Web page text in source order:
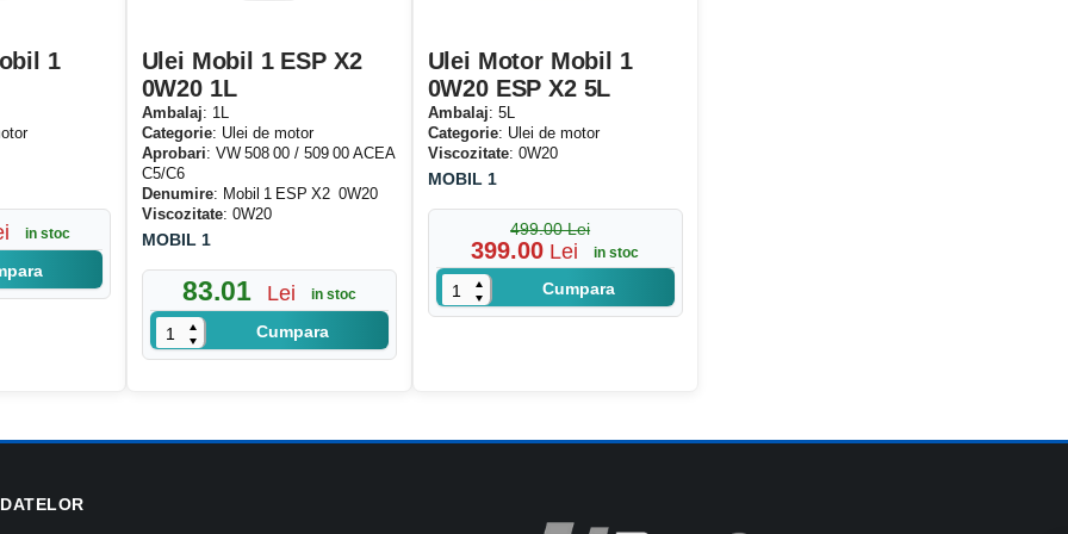
A5/B5
VW 506.01
12 FE, BMW Longlife-04
229.31 / 229.51 / 229.52
A, WSS-M2C913-D
/ B71 2290
originale, sigilate
1
in stoc
Ulei Mobil 1 ESP X2
0W20 1L
Ambalaj: 1L
Categorie: Ulei de motor
Aprobari: VW 508 00 / 509 00 ACEA
C5/C6
Denumire: Mobil 1 ESP X2 0W20
Viscozitate: 0W20
MOBIL 1
83.01 Lei in stoc
Cumpara
Ulei Motor Mobil 1
0W20 ESP X2 5L
Ambalaj: 5L
Categorie: Ulei de motor
Viscozitate: 0W20
MOBIL 1
499.00 Lei
399.00 Lei in stoc
Cumpara